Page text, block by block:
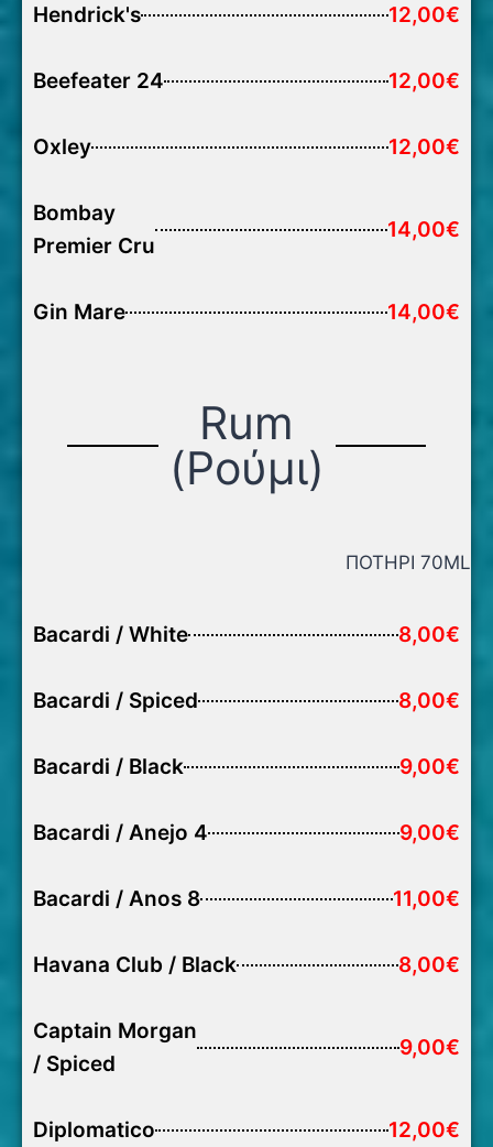
Hendrick's 12,00€
Beefeater 24 12,00€
Oxley 12,00€
Bombay
Premier Cru
14,00€
Gin Mare 14,00€
Rum
(Ρούμι)
ΠΟΤΗΡΙ 70ML
Bacardi / White 8,00€
Bacardi / Spiced 8,00€
Bacardi / Black 9,00€
Bacardi / Anejo 4 9,00€
Bacardi / Anos 8 11,00€
Havana Club / Black 8,00€
Captain Morgan
/ Spiced
9,00€
Diplomatico 12,00€